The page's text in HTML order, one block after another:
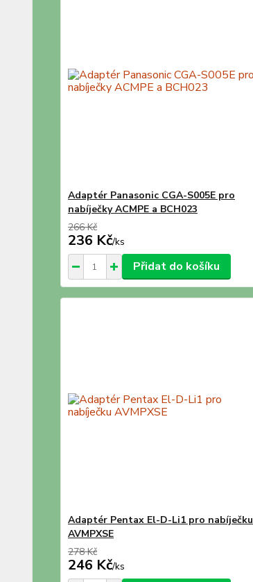
Adaptér Panasonic CGA-S005E pro
nabíječky ACMPE a BCH023
266 Kč
236 Kč/ks
Přidat do košíku
Adaptér Pentax El-D-Li1 pro nabíječku
AVMPXSE
278 Kč
246 Kč/ks